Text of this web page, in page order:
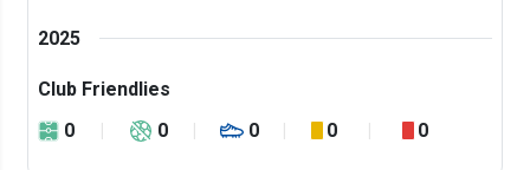
2025
Club Friendlies
0
0 0 0 0